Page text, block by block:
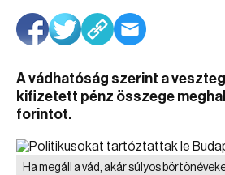
A vádhatóság szerint a
kifizetett pénz összege
forintot.
Ha megáll a vád, akár súlyos